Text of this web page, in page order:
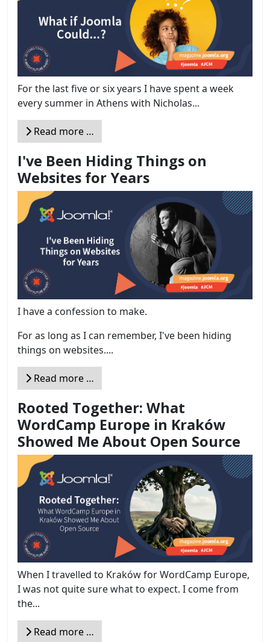
For the last five or six years I have spent a week
every summer in Athens with Nicholas...
Read more …
I've Been Hiding Things on
Websites for Years
I have a confession to make.
For as long as I can remember, I've been hiding
things on websites....
Read more …
Rooted Together: What
WordCamp Europe in Kraków
Showed Me About Open Source
When I travelled to Kraków for WordCamp Europe,
I was not quite sure what to expect. I come from
the...
Read more …